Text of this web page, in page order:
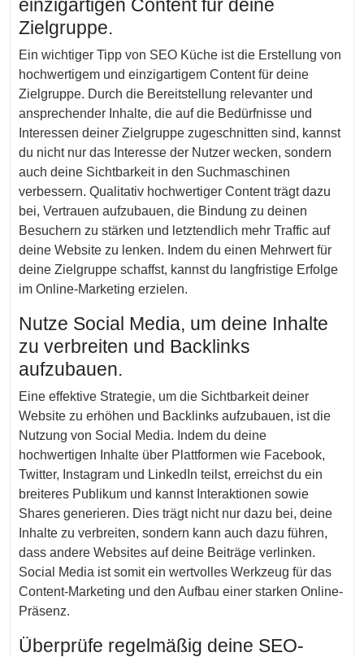
einzigartigen Content für deine
Zielgruppe.
Ein wichtiger Tipp von SEO Küche ist die Erstellung von
hochwertigem und einzigartigem Content für deine
Zielgruppe. Durch die Bereitstellung relevanter und
ansprechender Inhalte, die auf die Bedürfnisse und
Interessen deiner Zielgruppe zugeschnitten sind, kannst
du nicht nur das Interesse der Nutzer wecken, sondern
auch deine Sichtbarkeit in den Suchmaschinen
verbessern. Qualitativ hochwertiger Content trägt dazu
bei, Vertrauen aufzubauen, die Bindung zu deinen
Besuchern zu stärken und letztendlich mehr Traffic auf
deine Website zu lenken. Indem du einen Mehrwert für
deine Zielgruppe schaffst, kannst du langfristige Erfolge
im Online-Marketing erzielen.
Nutze Social Media, um deine Inhalte
zu verbreiten und Backlinks
aufzubauen.
Eine effektive Strategie, um die Sichtbarkeit deiner
Website zu erhöhen und Backlinks aufzubauen, ist die
Nutzung von Social Media. Indem du deine
hochwertigen Inhalte über Plattformen wie Facebook,
Twitter, Instagram und LinkedIn teilst, erreichst du ein
breiteres Publikum und kannst Interaktionen sowie
Shares generieren. Dies trägt nicht nur dazu bei, deine
Inhalte zu verbreiten, sondern kann auch dazu führen,
dass andere Websites auf deine Beiträge verlinken.
Social Media ist somit ein wertvolles Werkzeug für das
Content-Marketing und den Aufbau einer starken Online-
Präsenz.
Überprüfe regelmäßig deine SEO-